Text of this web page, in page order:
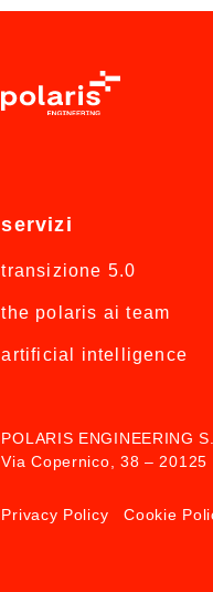
servizi
transizione 5.0
the polaris ai team
artificial intelligence
POLARIS ENGINEERING
Via Copernico, 38 – 20125
Privacy Policy Cookie